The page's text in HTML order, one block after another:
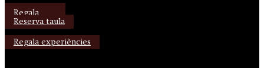
Regala
Reserva taula
Regala experiències